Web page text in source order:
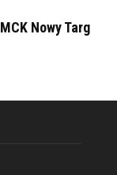
Nowy Targ